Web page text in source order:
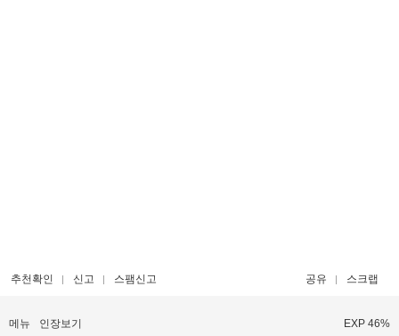
추천확인 신고 스팸신고 공유 스크랩
메뉴 인장보기 EXP 46%